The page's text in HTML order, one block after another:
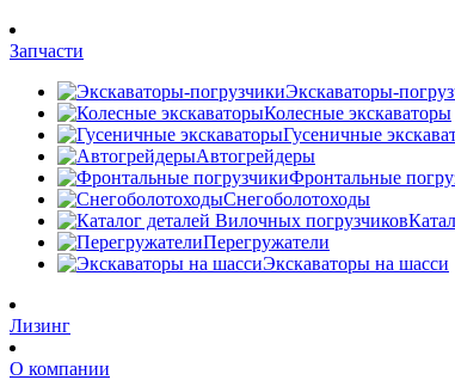
Запчасти
Экскаваторы-
Колесные экскаваторы
Гусеничные
Автогрейдеры
Фронтальные
Снегоболотоходы
Перегружатели
Экскаваторы на шасси
Лизинг
О компании